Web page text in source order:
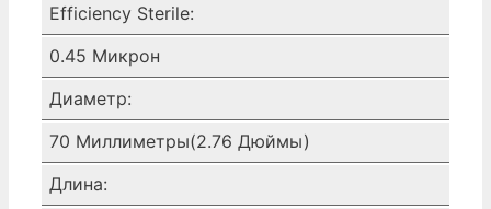
Efficiency Sterile:
0.45 Микрон
Диаметр:
70 Миллиметры(2.76 Дюймы)
Длина: